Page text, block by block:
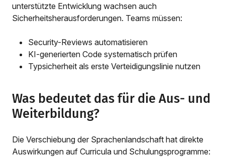
unterstützte Entwicklung wachsen auch
Sicherheitsherausforderungen. Teams müssen:
Security-Reviews automatisieren
KI-generierten Code systematisch prüfen
Typsicherheit als erste Verteidigungslinie nutzen
Was bedeutet das für die Aus- und
Weiterbildung?
Die Verschiebung der Sprachenlandschaft hat direkte
Auswirkungen auf Curricula und Schulungsprogramme: